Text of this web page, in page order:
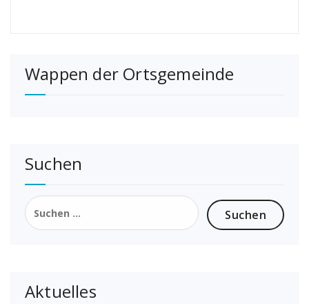
Wappen der Ortsgemeinde
Suchen
Suchen
nach:
Aktuelles